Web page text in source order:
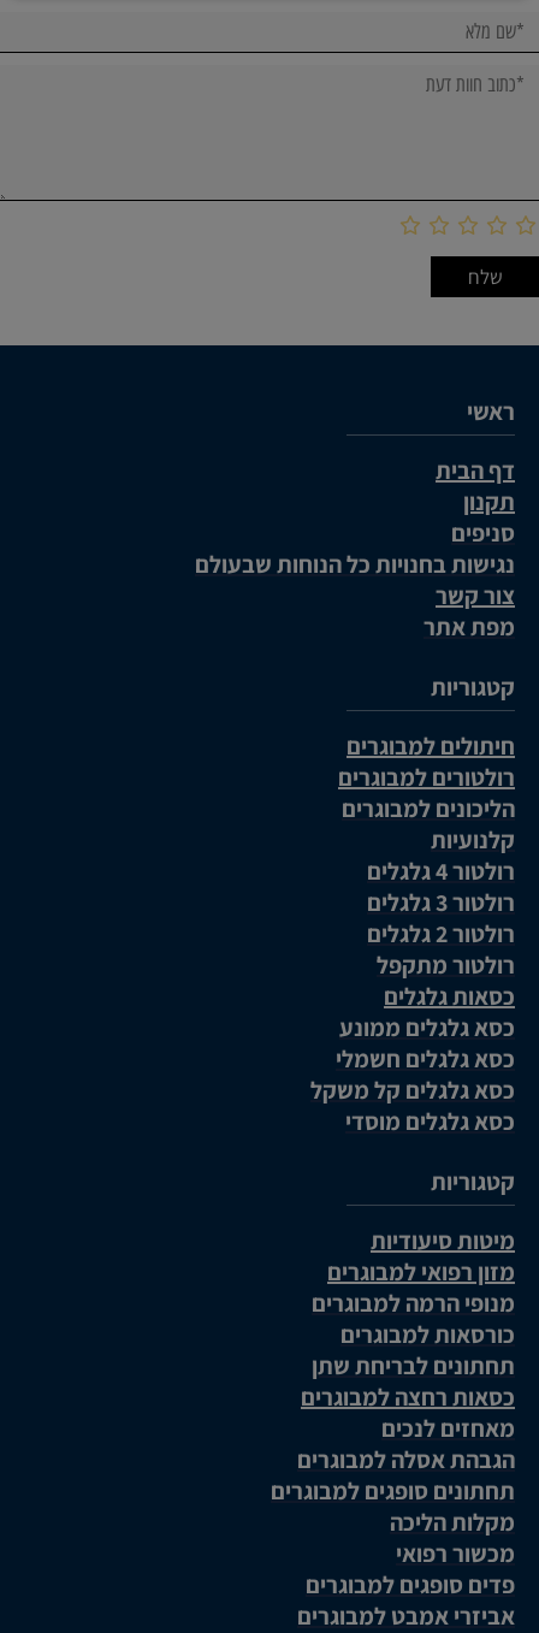
ראשי
דף הבית
תקנון
סניפים
נגישות בחנויות כל הנוחות שבעולם
צור קשר
מפת אתר
קטגוריות
חיתולים למבוגרים
רולטורים למבוגרים
הליכונים למבוגרים
קלנועיות
רולטור 4 גלגלים
רולטור 3 גלגלים
רולטור 2 גלגלים
רולטור מתקפל
כסאות גלגלים
כסא גלגלים ממונע
כסא גלגלים חשמלי
כסא גלגלים קל משקל
כסא גלגלים מוסדי
קטגוריות
מיטות סיעודיות
מזון רפואי למבוגרים
מנופי הרמה למבוגרים
כורסאות למבוגרים
תחתונים לבריחת שתן
כסאות רחצה למבוגרים
מאחזים לנכים
הגבהת אסלה למבוגרים
תחתונים סופגים למבוגרים
מקלות הליכה
מכשור רפואי
פדים סופגים למבוגרים
אביזרי אמבט למבוגרים